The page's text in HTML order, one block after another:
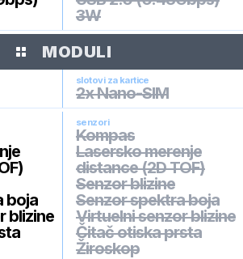
3W
MODULI
slotovi za kartice
2x Nano-SIM
boja
blizine
senzori
Kompas
Lasersko merenje
distance (2D TOF)
Senzor blizine
Senzor spektra boja
Virtuelni senzor blizine
Čitač otiska prsta
Žiroskop